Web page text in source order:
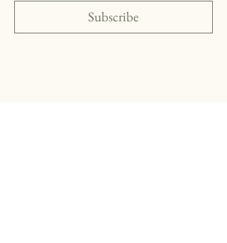
Subscribe